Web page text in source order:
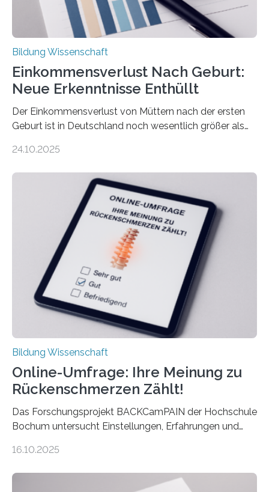
Bildung Wissenschaft
Einkommensverlust Nach Geburt:
Neue Erkenntnisse Enthüllt
Der Einkommensverlust von Müttern nach der ersten
Geburt ist in Deutschland noch wesentlich größer als
nach der Geburt durchschnittlich fast 30.000 Euro
langfristigen Auswirkungen auf Karriere und die spätere
Rente. Bisherige Schätzungen lagen bei rund 20.000
Euro und damit etwa 30 Prozent zu niedrig. Zu diesem
Ergebnis kommt eine neue Studie des ZEW Mannheim
mit der Universität Tilburg. „Werden Frauen unter 30
Jahren erstmals…
24.10.2025
Bildung Wissenschaft
Online-Umfrage: Ihre Meinung zu
Rückenschmerzen Zählt!
Das Forschungsprojekt BACKCamPAIN der Hochschule
Bochum untersucht Einstellungen, Erfahrungen und
gehören zu den häufigsten gesundheitlichen
Rückenschmerzen denken und welche Erfahrungen sie
16.10.2025